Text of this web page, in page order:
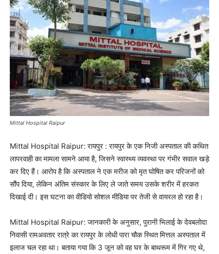
Mittal Hospital Raipur
Mittal Hospital Raipur: रायपुर : रायपुर के एक निजी अस्पताल की कथित
लापरवाही का मामला सामने आया है, जिसने स्वास्थ्य व्यवस्था पर गंभीर सवाल खड़े
कर दिए हैं। आरोप है कि अस्पताल ने एक मरीज को मृत घोषित कर परिजनों को
सौंप दिया, लेकिन अंतिम संस्कार के लिए ले जाते समय उसके शरीर में हरकत
दिखाई दी। इस घटना का वीडियो सोशल मीडिया पर तेजी से वायरल हो रहा है।
Mittal Hospital Raipur: जानकारी के अनुसार, पुरानी भिलाई के देवबलोदा
निवासी रामअवतार रात्रे का रायपुर के लोधी पारा चौक स्थित मित्तल अस्पताल में
इलाज चल रहा था। बताया गया कि 3 जून को वह घर के बाथरूम में गिर गए थे,